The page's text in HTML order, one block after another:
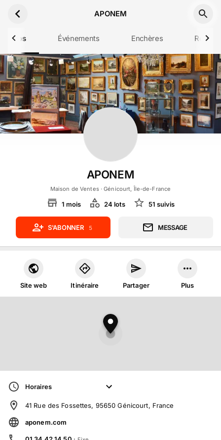
APONEM
propos Événements Enchères
APONEM
Maison de Ventes· Génicourt, Île-de-France
1 mois 24 lots 51 suivis
S'ABONNER 5 MESSAGE
Site web Itinéraire Partager Plus
Horaires
41 Rue des Fossettes, 95650 Génicourt, France
aponem.com